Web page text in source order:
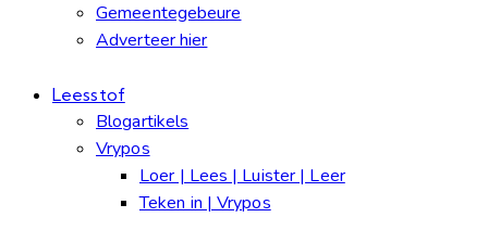
Gemeentegebeure
Adverteer hier
Leesstof
Blogartikels
Vrypos
Loer | Lees | Luister | Leer
Teken in | Vrypos